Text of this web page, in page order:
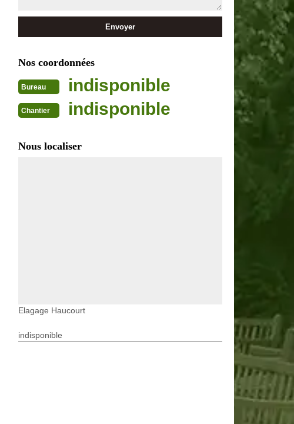
Nos coordonnées
Bureau indisponible
Chantier indisponible
Nous localiser
Elagage Haucourt
indisponible